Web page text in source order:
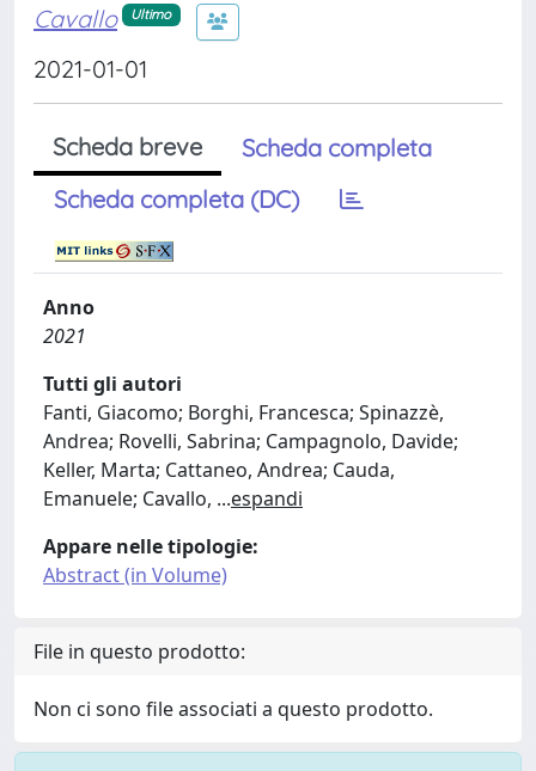
Cavallo
Ultimo
2021-01-01
Scheda breve
Scheda completa
Scheda completa (DC)
Anno
2021
Tutti gli autori
Fanti, Giacomo; Borghi, Francesca; Spinazzè,
Andrea; Rovelli, Sabrina; Campagnolo, Davide;
Keller, Marta; Cattaneo, Andrea; Cauda,
Emanuele; Cavallo, ...espandi
Appare nelle tipologie:
Abstract (in Volume)
File in questo prodotto:
Non ci sono file associati a questo prodotto.